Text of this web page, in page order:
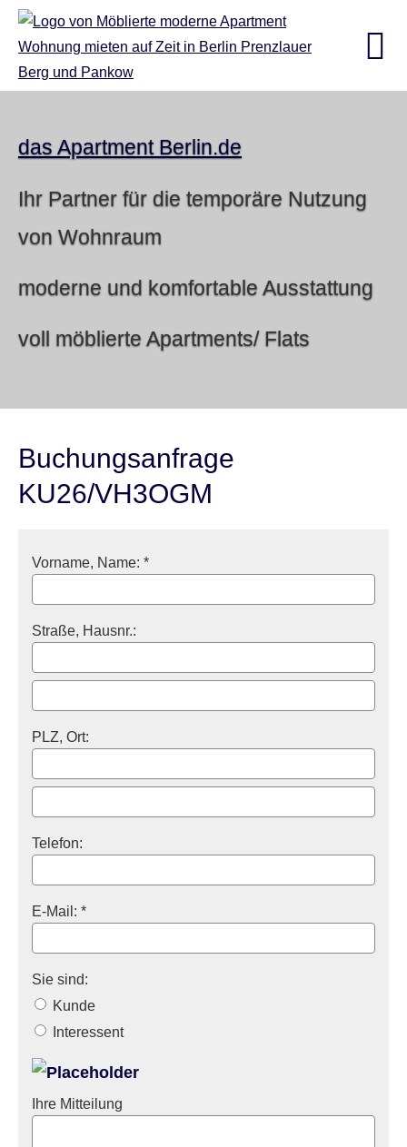
das Apartment Berlin.de
Ihr Partner für die temporäre Nutzung
von Wohnraum
moderne und komfortable Ausstattung
voll möblierte Apartments/ Flats
Buchungsanfrage
KU26/VH3OGM
Vorname, Name: *
Straße, Hausnr.:
PLZ, Ort:
Telefon:
E-Mail: *
Sie sind:
Kunde
Interessent
Ihre Mitteilung